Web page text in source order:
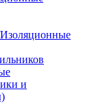
Изоляционные
и